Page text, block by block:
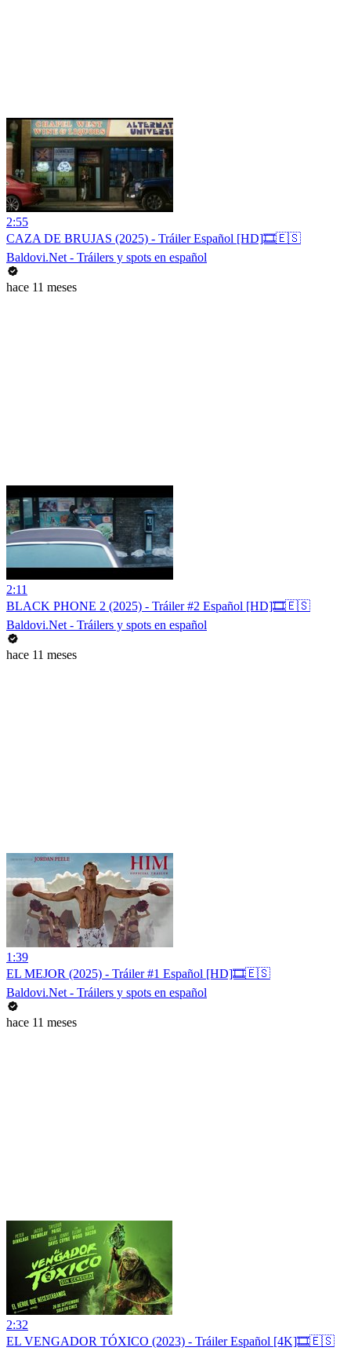
2:55
CAZA DE BRUJAS (2025) - Tráiler Español [HD]🎞️🇪🇸
Baldovi.Net - Tráilers y spots en español
hace 11 meses
2:11
BLACK PHONE 2 (2025) - Tráiler #2 Español [HD]🎞️🇪🇸
Baldovi.Net - Tráilers y spots en español
hace 11 meses
1:39
EL MEJOR (2025) - Tráiler #1 Español [HD]🎞️🇪🇸
Baldovi.Net - Tráilers y spots en español
hace 11 meses
2:32
EL VENGADOR TÓXICO (2023) - Tráiler Español [4K]🎞️🇪🇸